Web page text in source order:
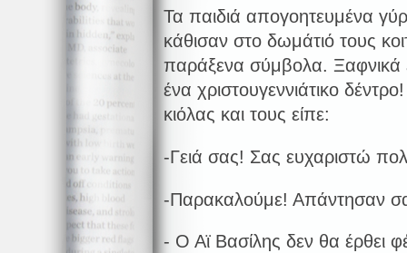
Τα παιδιά απογοητευμένα
κάθισαν στο δωμάτιό τους
παράξενα σύμβολα. Ξαφνικά
ένα χριστουγεννιάτικο
κιόλας και τους είπε:
-Γειά σας! Σας ευχαριστώ
-Παρακαλούμε! Απάντησαν
- Ο Αϊ Βασίλης δεν θα έρθει